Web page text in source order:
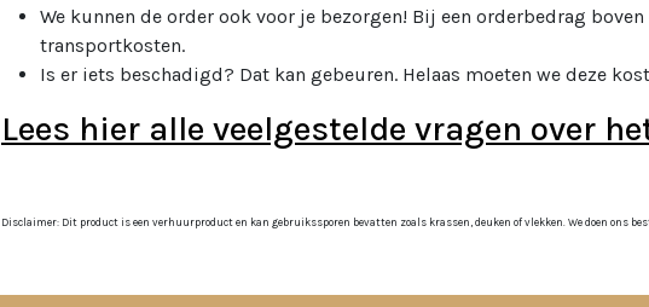
We kunnen de order ook voor je bezorgen! Bij een orderbedrag
transportkosten.
Is er iets beschadigd? Dat kan gebeuren. Helaas moeten we deze
Lees hier alle veelgestelde vragen over
Disclaimer: Dit product is een verhuurproduct en kan gebruikssporen bevatten zoals krassen, deuken of vlekken. We doen ons